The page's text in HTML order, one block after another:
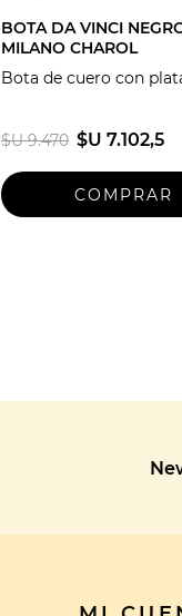
BOTA DA VINCI
MILANO CHAROL
Bota de cuero con
$U 9.470 $U 7.102,5